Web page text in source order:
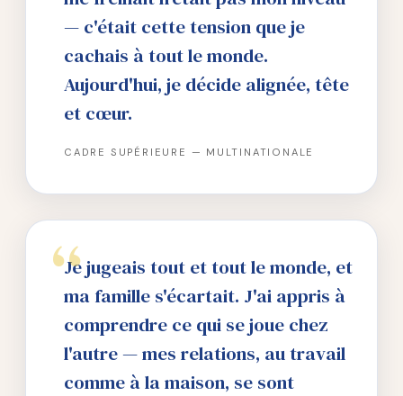
— c'était cette tension que je
cachais à tout le monde.
Aujourd'hui, je décide alignée, tête
et cœur.
CADRE SUPÉRIEURE — MULTINATIONALE
Je jugeais tout et tout le monde, et
ma famille s'écartait. J'ai appris à
comprendre ce qui se joue chez
l'autre — mes relations, au travail
comme à la maison, se sont